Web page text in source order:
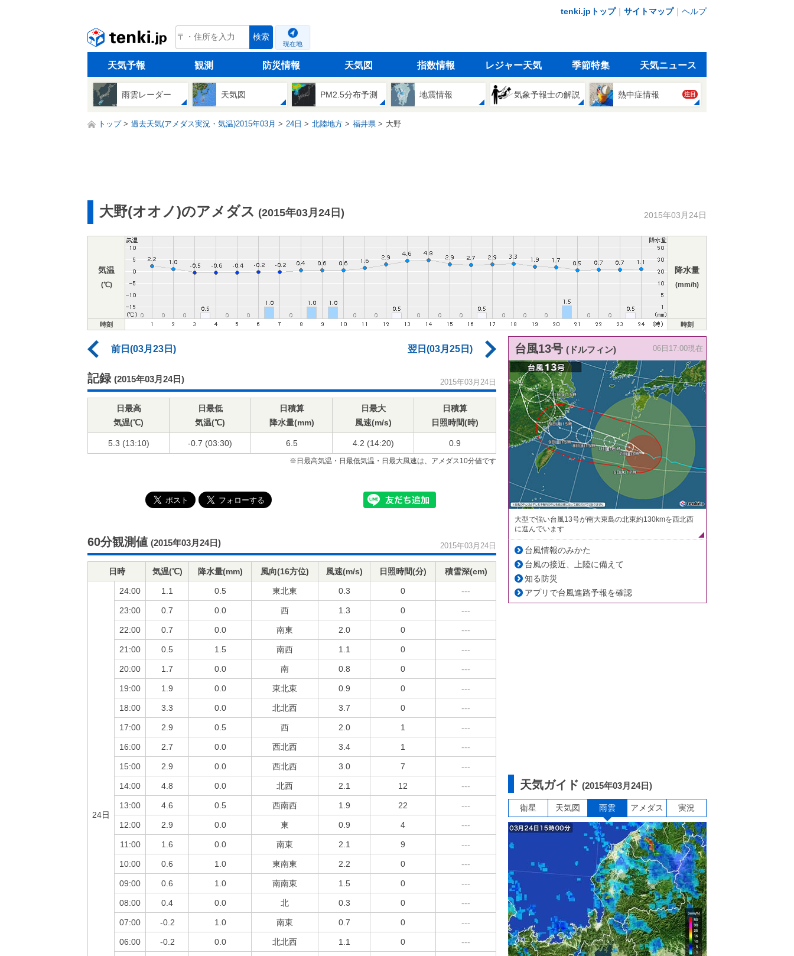
tenki.jpトップ｜ サイトマップ｜ ヘルプ
tenki.jp 検索
現在地
天気予報 観測 防災情報 天気図 指数情報 レジャー天気 季節特集 天気ニュース
雨雲レーダー 天気図 PM2.5分布予測 地震情報 気象予報士の解説 熱中症情報 注目
トップ 過去天気(アメダス実況・気温)2015年03月 24日 北陸地方 福井県 大野
大野(オオノ)のアメダス (2015年03月24日) 2015年03月24日
気温
(℃)
降水量
(mm/h)
時刻 時刻
前日(03月23日) 翌日(03月25日)
記録 (2015年03月24日) 2015年03月24日
日最高
気温(℃)
日最低
気温(℃)
日積算
降水量(mm)
日最大
風速(m/s)
日積算
日照時間(時)
5.3 (13:10) -0.7 (03:30) 6.5 4.2 (14:20) 0.9
※日最高気温・日最低気温・日最大風速は、アメダス10分値です
60分観測値 (2015年03月24日) 2015年03月24日
日時 気温(℃) 降水量(mm) 風向(16方位) 風速(m/s) 日照時間(分) 積雪深(cm)
24日
24:00 1.1 0.5 東北東 0.3 0 ---
23:00 0.7 0.0 西 1.3 0 ---
22:00 0.7 0.0 南東 2.0 0 ---
21:00 0.5 1.5 南西 1.1 0 ---
20:00 1.7 0.0 南 0.8 0 ---
19:00 1.9 0.0 東北東 0.9 0 ---
18:00 3.3 0.0 北北西 3.7 0 ---
17:00 2.9 0.5 西 2.0 1 ---
16:00 2.7 0.0 西北西 3.4 1 ---
15:00 2.9 0.0 西北西 3.0 7 ---
14:00 4.8 0.0 北西 2.1 12 ---
13:00 4.6 0.5 西南西 1.9 22 ---
12:00 2.9 0.0 東 0.9 4 ---
11:00 1.6 0.0 南東 2.1 9 ---
10:00 0.6 1.0 東南東 2.2 0 ---
09:00 0.6 1.0 南南東 1.5 0 ---
08:00 0.4 0.0 北 0.3 0 ---
07:00 -0.2 1.0 南東 0.7 0 ---
06:00 -0.2 0.0 北北西 1.1 0 ---
台風13号 (ドルフィン) 06日17:00現在
大型で強い台風13号が南大東島の北東約130kmを西北西
に進んでいます
台風情報のみかた
台風の接近、上陸に備えて
知る防災
アプリで台風進路予報を確認
天気ガイド (2015年03月24日)
衛星 天気図 雨雲 アメダス 実況